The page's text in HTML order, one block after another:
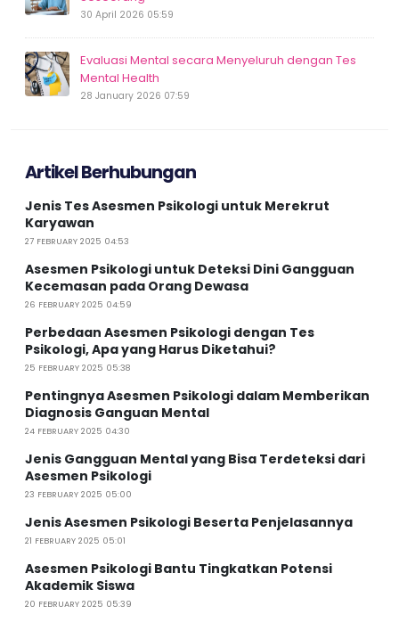
30 April 2026 05:59
Evaluasi Mental secara Menyeluruh dengan Tes
Mental Health
28 January 2026 07:59
Artikel Berhubungan
Jenis Tes Asesmen Psikologi untuk Merekrut
Karyawan
27 FEBRUARY 2025 04:53
Asesmen Psikologi untuk Deteksi Dini Gangguan
Kecemasan pada Orang Dewasa
26 FEBRUARY 2025 04:59
Perbedaan Asesmen Psikologi dengan Tes
Psikologi, Apa yang Harus Diketahui?
25 FEBRUARY 2025 05:38
Pentingnya Asesmen Psikologi dalam Memberikan
Diagnosis Ganguan Mental
24 FEBRUARY 2025 04:30
Jenis Gangguan Mental yang Bisa Terdeteksi dari
Asesmen Psikologi
23 FEBRUARY 2025 05:00
Jenis Asesmen Psikologi Beserta Penjelasannya
21 FEBRUARY 2025 05:01
Asesmen Psikologi Bantu Tingkatkan Potensi
Akademik Siswa
20 FEBRUARY 2025 05:39